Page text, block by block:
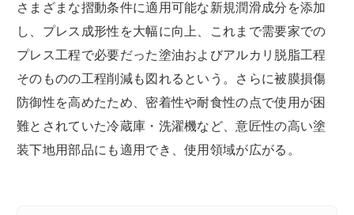
さまざまな摺動条件に適用可能な新規潤滑成分を添加
し、プレス成形性を大幅に向上、これまで需要家での
プレス工程で必要だった塗油およびアルカリ脱脂工程
そのものの工程削減も図れるという。さらに被膜損傷
防御性を高めたため、密着性や耐食性の点で使用が困
難とされていた冷蔵庫・洗濯機など、意匠性の高い塗
装下地用部品にも適用でき、使用領域が広がる。